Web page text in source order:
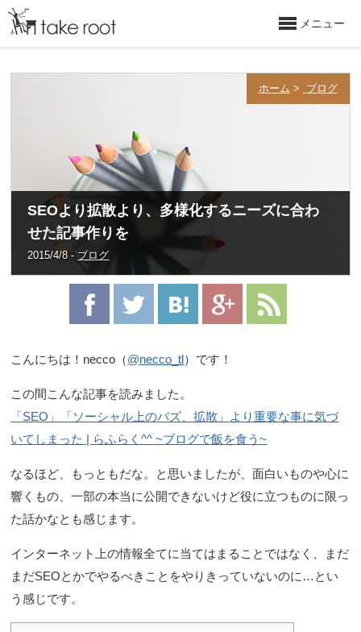
メニュー
ホーム > ブログ
SEOより拡散より、多様化するニーズに合わ
せた記事作りを
2015/4/8 - ブログ
こんにちは！necco（@necco_tl）です！
この間こんな記事を読みました。
「SEO」「ソーシャル上のバズ、拡散」より重要な事に気づ
いてしまった | らふらく^^ ~ブログで飯を食う~
なるほど、もっともだな。と思いましたが、面白いものや心に
響くもの、一部の本当に公開できないけど役に立つものに限っ
た話かなとも感じます。
インターネット上の情報全てに当てはまることではなく、まだ
まだSEOとかでやるべきことをやりきっていないのに…とい
う感じです。